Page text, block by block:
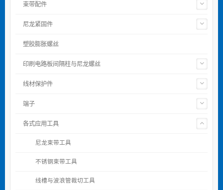
束带配件
尼龙紧固件
塑胶膨胀螺丝
印刷电路板间隔柱与尼龙螺丝
线材保护件
端子
各式应用工具
尼龙束带工具
不锈钢束带工具
线槽与波浪管裁切工具